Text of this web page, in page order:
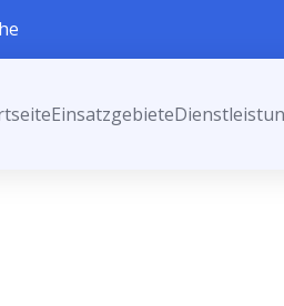
Einsatzgebiete